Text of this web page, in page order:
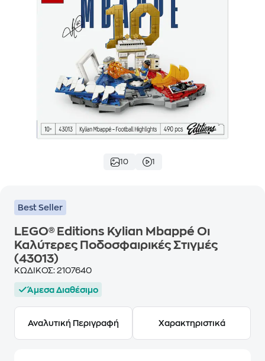
10 1
Best Seller
LEGO® Editions Kylian Mbappé Οι
Καλύτερες Ποδοσφαιρικές Στιγμές
(43013)
ΚΩΔΙΚΟΣ: 2107640
Άμεσα Διαθέσιμο
Αναλυτική Περιγραφή Χαρακτηριστικά